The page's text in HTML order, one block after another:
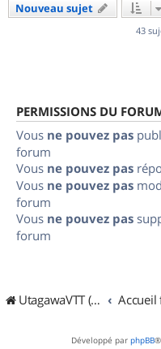
Nouveau sujet
43
PERMISSIONS DU
Vous ne pouvez pas
forum
Vous ne pouvez pas
Vous ne pouvez pas
forum
Vous ne pouvez pas
forum
UtagawaVTT (Randos VTT et VTTAE avec traces GPS)
Développé par phpBB®